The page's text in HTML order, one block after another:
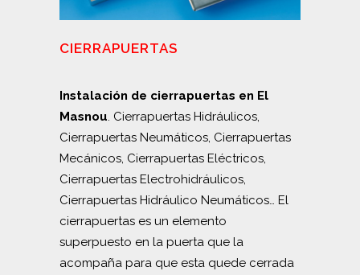
CIERRAPUERTAS
Instalación de cierrapuertas en El
Masnou. Cierrapuertas Hidráulicos,
Cierrapuertas Neumáticos, Cierrapuertas
Mecánicos, Cierrapuertas Eléctricos,
Cierrapuertas Electrohidráulicos,
Cierrapuertas Hidráulico Neumáticos… El
cierrapuertas es un elemento
superpuesto en la puerta que la
acompaña para que esta quede cerrada